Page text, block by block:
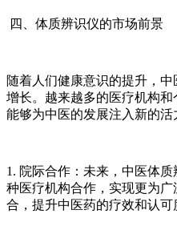
四、体质辨识仪的市场前景
随着人们健康意识的提升，
增长。越来越多的医疗机构
能够为中医的发展注入新的活
1. 院际合作：未来，中医体
种医疗机构合作，实现更为
合，提升中医药的疗效和认可